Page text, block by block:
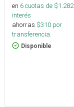
en 6cuotas de $1.282
interés
ahorras $310 por
transferencia.
Disponible